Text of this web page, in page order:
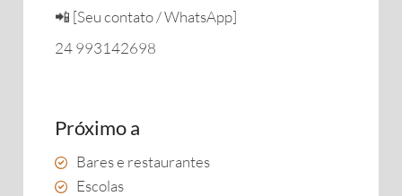
📲 [Seu contato / WhatsApp]
24 993142698
Próximo a
Bares e restaurantes
Escolas